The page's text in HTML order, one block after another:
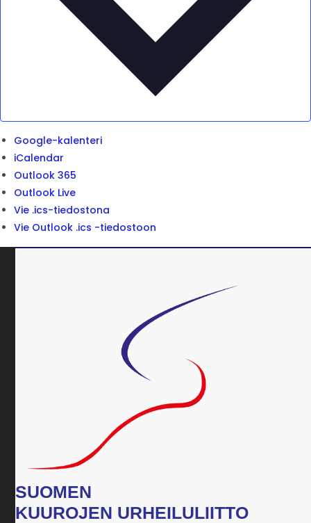
Google-kalenteri
iCalendar
Outlook 365
Outlook Live
Vie .ics-tiedostona
Vie Outlook .ics -tiedostoon
SUOMEN
KUUROJEN URHEILULIITTO